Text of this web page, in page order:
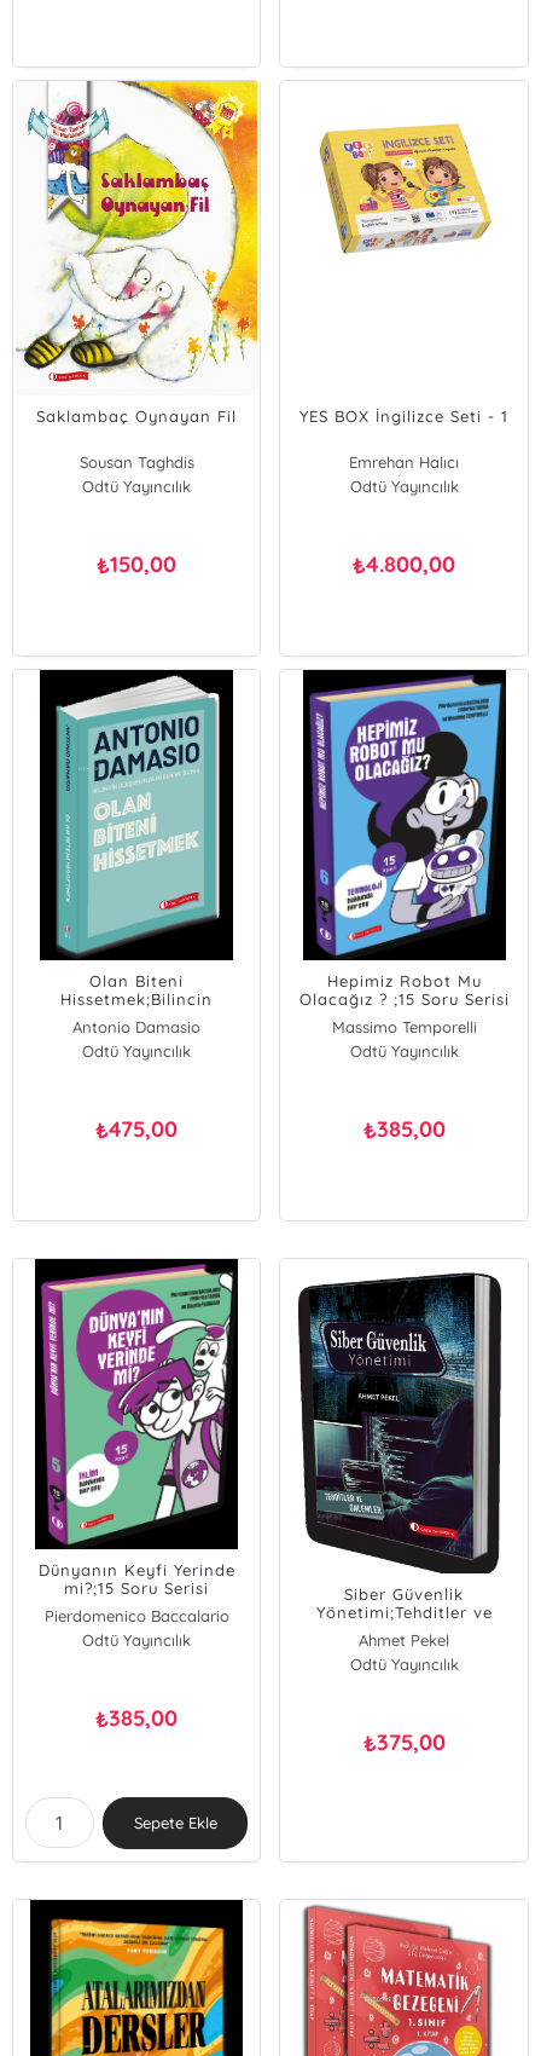
Saklambaç Oynayan Fil
Sousan Taghdis
Odtü Yayıncılık
₺150,00
YES BOX İngilizce Seti - 1
Emrehan Halıcı
Paşa Tevfik Cephe
Odtü Yayıncılık
₺4.800,00
Olan Biteni
Hissetmek;Bilincin
Duygu
Antonio Damasio
Odtü Yayıncılık
₺475,00
Hepimiz Robot Mu
Olacağız ? ;15 Soru Serisi
Massimo Temporelli
Federica Taddia
Odtü Yayıncılık
₺385,00
Dünyanın Keyfi Yerinde
mi?;15 Soru Serisi
Pierdomenico Baccalario
Federica Taddia
Odtü Yayıncılık
₺385,00
Sepete Ekle
Siber Güvenlik
Yönetimi;Tehditler ve
Önlemler
Ahmet Pekel
Odtü Yayıncılık
₺375,00